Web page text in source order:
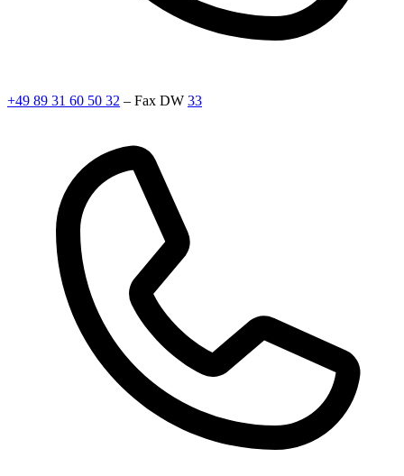
+49 89 31 60 50 32 – Fax DW 33